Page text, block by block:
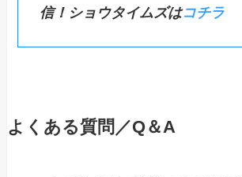
信！ショウタイムズはコチラ
よくある質問／Q＆A